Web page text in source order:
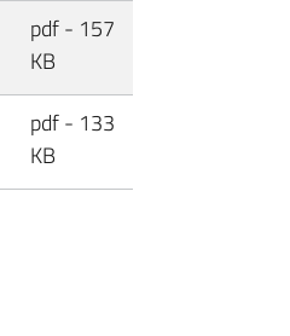
pdf - 157
KB
pdf - 133
KB